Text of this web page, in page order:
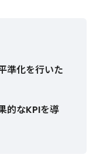
準化を行いた
的なKPIを導